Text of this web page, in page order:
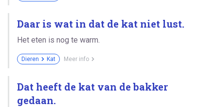
Daar is wat in dat de kat niet lust.
Het eten is nog te warm.
Dieren Kat Meer info
Dat heeft de kat van de bakker
gedaan.